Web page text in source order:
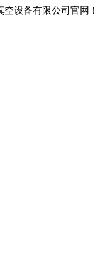
设备有限公司官网！